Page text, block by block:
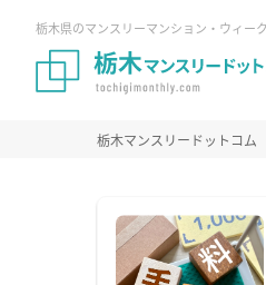
栃木県のマンスリーマンション・ウィー
栃木マンスリードットコム